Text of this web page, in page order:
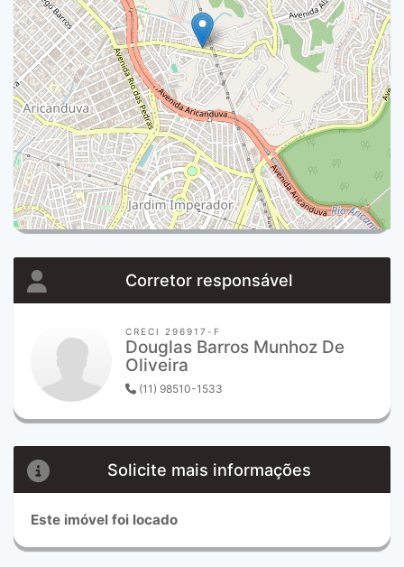
Corretor responsável
CRECI 296917-F
Douglas Barros Munhoz De
Oliveira
(11) 98510-1533
Solicite mais informações
Este imóvel foi locado